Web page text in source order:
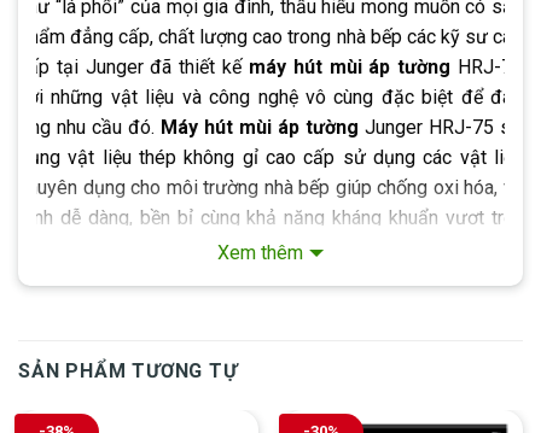
như “lá phổi” của mọi gia đình, thấu hiểu mong muốn có sản
phẩm đẳng cấp, chất lượng cao trong nhà bếp các kỹ sư cao
cấp tại Junger đã thiết kế máy hút mùi áp tường HRJ-75
với những vật liệu và công nghệ vô cùng đặc biệt để đáp
ứng nhu cầu đó. Máy hút mùi áp tường Junger HRJ-75 sử
dụng vật liệu thép không gỉ cao cấp sử dụng các vật liệu
chuyên dụng cho môi trường nhà bếp giúp chống oxi hóa, vệ
sinh dễ dàng, bền bỉ cùng khả năng kháng khuẩn vượt trội.
Đặc biệt, mặt kính cường lực cao cấp giúp giảm khả năng
hư hỏng trong những sự cố va chạm mạnh và khả năng chịu
Xem thêm
SẢN PHẨM TƯƠNG TỰ